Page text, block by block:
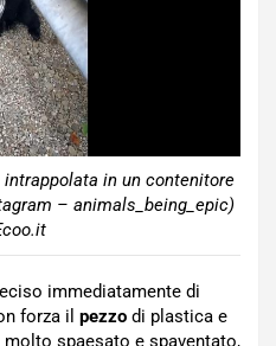
in un contenitore
– animals_being_epic)
immediatamente di
forza il pezzo di plastica e
molto spaesato e spaventato,